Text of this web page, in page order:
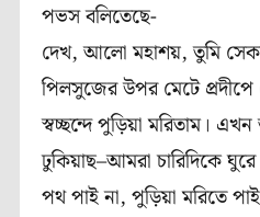
পভস বলিতেছে-
দেখ, আলো মহাশয়, তুমি
পিলসুজের উপর মেটে
স্বচ্ছন্দে পুড়িয়া মরিতাম।
ঢুকিয়াছ–আমরা চারিদিকে
পথ পাই না, পুড়িয়া মরিতে